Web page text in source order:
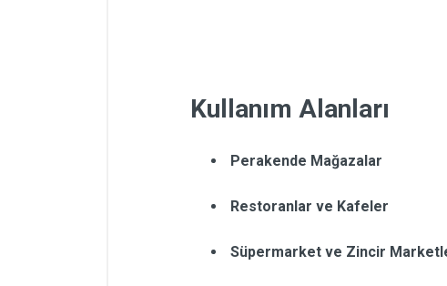
Kullanım Alanları
Perakende Mağazalar
Restoranlar ve Kafeler
Süpermarket ve Zincir